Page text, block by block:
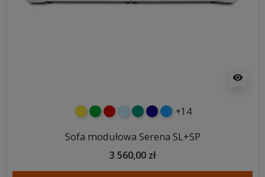
visibility
żółtyzielonyczerwony
błękitnyturkusowy
granatowy
niebieski
+14
Sofa modułowa Serena SL+SP
3 560,00 zł